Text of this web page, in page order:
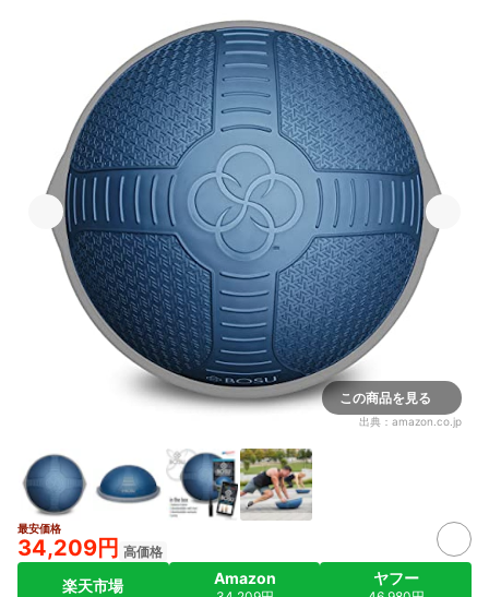
この商品を見る
出典： amazon.co.jp
最安価格
34,209円 高価格
楽天市場 Amazon ヤフー